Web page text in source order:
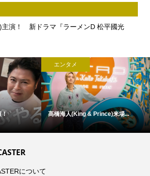
主演！ 新ドラマ『ラーメンD 松平國光
！
エンタメ
髙橋海人(King & Prince)来場...
について